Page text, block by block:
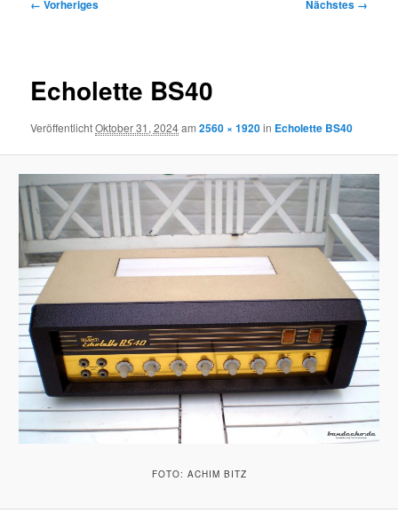
← Vorheriges Nächstes →
Echolette BS40
VeröffentlichtOktober 31, 2024am2560 × 1920in Echolette BS40
FOTO: ACHIM BITZ